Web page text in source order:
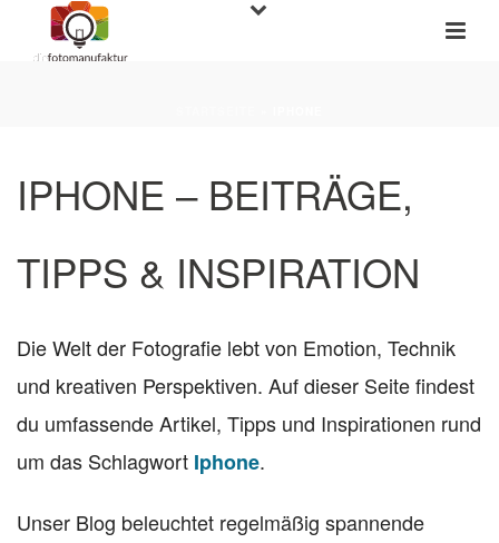
IPHONE – BEITRÄGE,
TIPPS & INSPIRATION
Die Welt der Fotografie lebt von Emotion, Technik
und kreativen Perspektiven. Auf dieser Seite findest
du umfassende Artikel, Tipps und Inspirationen rund
um das Schlagwort Iphone.
Unser Blog beleuchtet regelmäßig spannende